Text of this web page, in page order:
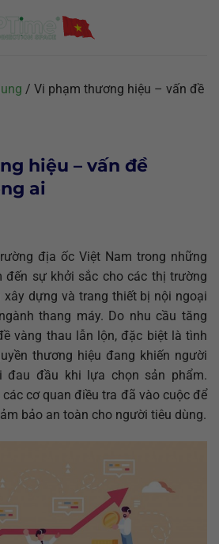
/ Vi phạm thương hiệu – vấn đề
hiệu – vấn đề
ai
địa ốc Việt Nam trong những
đến sự khởi sắc cho các thị trường
xây dựng và trang thiết bị nội ngoại
thang máy. Do nhu cầu tăng
vàng thau lẫn lộn, đặc biệt là tình
thương hiệu đang khiến người
đau đầu khi lựa chọn sản phẩm.
cơ quan điều tra đã vào cuộc để
bảo an toàn cho người tiêu dùng.